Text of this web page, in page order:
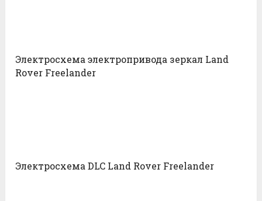
Электросхема электропривода зеркал Land
Rover Freelander
Электросхема DLC Land Rover Freelander